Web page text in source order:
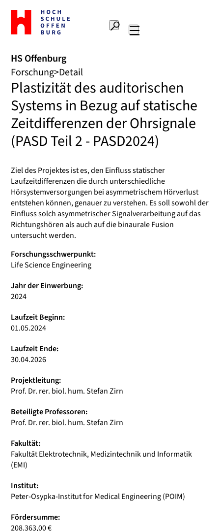
Zur
Startseite
Hochschule
Suche
HS Offenburg
Forschung Detail
Plastizität des auditorischen
Systems in Bezug auf statische
Zeitdifferenzen der Ohrsignale
(PASD Teil 2 - PASD2024)
Ziel des Projektes ist es, den Einfluss statischer
Laufzeitdifferenzen die durch unterschiedliche
Hörsystemversorgungen bei asymmetrischem Hörverlust
entstehen können, genauer zu verstehen. Es soll sowohl der
Einfluss solch asymmetrischer Signalverarbeitung auf das
Richtungshören als auch auf die binaurale Fusion
untersucht werden.
Forschungsschwerpunkt:
Life Science Engineering
Jahr der Einwerbung:
2024
Laufzeit Beginn:
01.05.2024
Laufzeit Ende:
30.04.2026
Projektleitung:
Prof. Dr. rer. biol. hum. Stefan Zirn
Beteiligte Professoren:
Prof. Dr. rer. biol. hum. Stefan Zirn
Fakultät:
Fakultät Elektrotechnik, Medizintechnik und Informatik
(EMI)
Institut:
Peter-Osypka-Institut for Medical Engineering (POIM)
Fördersumme:
208.363,00 €